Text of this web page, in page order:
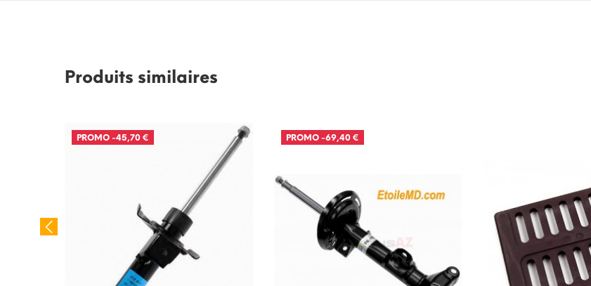
Produits similaires
PROMO -45,70 € PROMO-69,40 €